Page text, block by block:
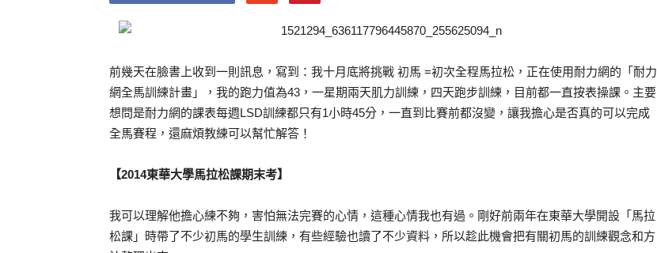
前幾天在臉書上收到一則訊息，寫到：我十月底將挑戰 初馬 =初次全程馬拉松，正在使用耐力網的「耐力
網全馬訓練計畫」，我的跑力值為43，一星期兩天肌力訓練，四天跑步訓練，目前都一直按表操課。主要
想問是耐力網的課表每週LSD訓練都只有1小時45分，一直到比賽前都沒變，讓我擔心是否真的可以完成
全馬賽程，還麻煩教練可以幫忙解答！
【2014東華大學馬拉松課期末考】
我可以理解他擔心練不夠，害怕無法完賽的心情，這種心情我也有過。剛好前兩年在東華大學開設「馬拉
松課」時帶了不少初馬的學生訓練，有些經驗也讀了不少資料，所以趁此機會把有關初馬的訓練觀念和方